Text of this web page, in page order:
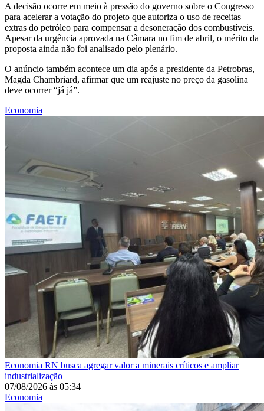
A decisão ocorre em meio à pressão do governo sobre o Congresso
para acelerar a votação do projeto que autoriza o uso de receitas
extras do petróleo para compensar a desoneração dos combustíveis.
Apesar da urgência aprovada na Câmara no fim de abril, o mérito da
proposta ainda não foi analisado pelo plenário.
O anúncio também acontece um dia após a presidente da Petrobras,
Magda Chambriard, afirmar que um reajuste no preço da gasolina
deve ocorrer “já já”.
Economia
Economia RN busca agregar valor a minerais críticos e ampliar
industrialização
07/08/2026 às 05:34
Economia